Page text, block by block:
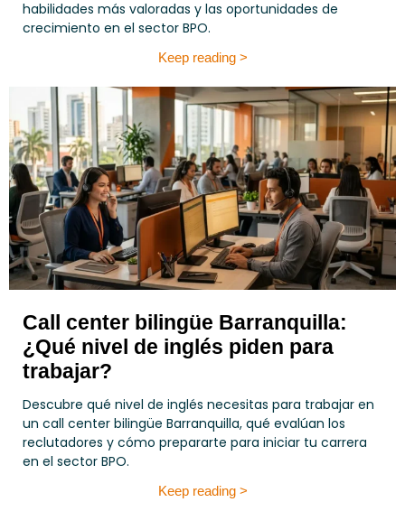
habilidades más valoradas y las oportunidades de
crecimiento en el sector BPO.
Keep reading >
Call center bilingüe Barranquilla:
¿Qué nivel de inglés piden para
trabajar?
Descubre qué nivel de inglés necesitas para trabajar en
un call center bilingüe Barranquilla, qué evalúan los
reclutadores y cómo prepararte para iniciar tu carrera
en el sector BPO.
Keep reading >